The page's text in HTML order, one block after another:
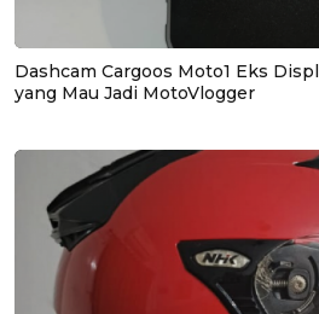
Dashcam Cargoos Moto1 Eks
yang Mau Jadi MotoVlogger